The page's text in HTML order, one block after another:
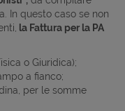
In questo caso se non
la Fattura per la PA
o Giuridica);
a fianco;
per le somme